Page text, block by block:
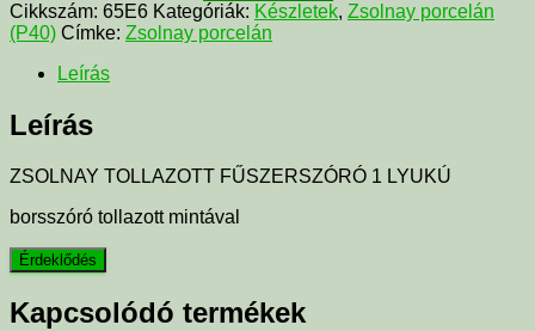
Cikkszám: 65E6 Kategóriák: Készletek, Zsolnay porcelán
(P40) Címke: Zsolnay porcelán
Leírás
Leírás
ZSOLNAY TOLLAZOTT FŰSZERSZÓRÓ 1 LYUKÚ
borsszóró tollazott mintával
Kapcsolódó termékek